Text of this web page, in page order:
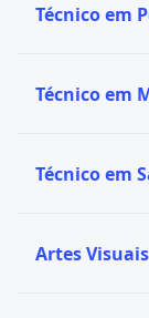
Técnico em
Técnico em
Técnico em
Artes Visuais